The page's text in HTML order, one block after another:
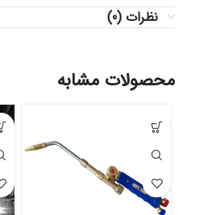
نظرات (0)
محصولات مشابه